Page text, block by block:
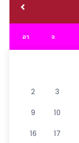
อา. จ.
2 3
9 10
16 17